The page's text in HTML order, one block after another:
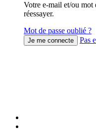
Votre e-mail et/ou mot
réessayer.
Mot de passe oublié ?
Pas